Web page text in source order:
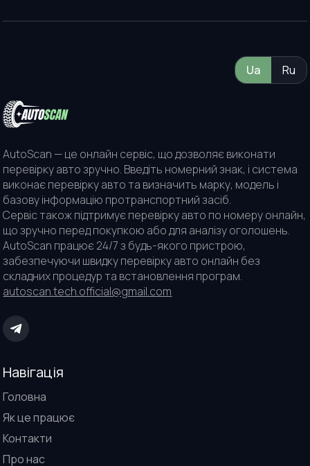
Ua Ru
AutoScan — це онлайн сервіс, що дозволяє виконати
перевірку авто зручно. Введіть номерний знак, і система
виконає перевірку авто та визначить марку, модель і
базову інформацію протранспортний засіб.
Сервіс також підтримує перевірку авто по номеру онлайн,
що зручно перед покупкою або для аналізу оголошень.
AutoScan працює 24/7 з будь-якого пристрою,
забезпечуючи швидку перевірку авто онлайн без
складних процедур та встановлення програм.
autoscan.tech.official@gmail.com
Навігація
Головна
Як це працює
Контакти
Про нас